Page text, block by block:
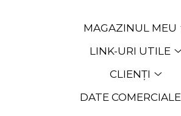
MAGAZINUL MEU
LINK-URI UTILE
CLIENȚI
DATE COMERCIALE